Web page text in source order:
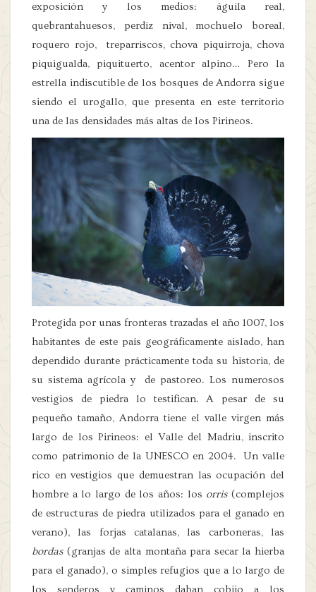
exposición y los medios: águila real,
quebrantahuesos, perdiz nival, mochuelo boreal,
roquero rojo, treparriscos, chova piquirroja, chova
piquigualda, piquituerto, acentor alpino… Pero la
estrella indiscutible de los bosques de Andorra sigue
siendo el urogallo, que presenta en este territorio
una de las densidades más altas de los Pirineos.
Protegida por unas fronteras trazadas el año 1007, los
habitantes de este país geográficamente aislado, han
dependido durante prácticamente toda su historia, de
su sistema agrícola y de pastoreo. Los numerosos
vestigios de piedra lo testifican. A pesar de su
pequeño tamaño, Andorra tiene el valle virgen más
largo de los Pirineos: el Valle del Madriu, inscrito
como patrimonio de la UNESCO en 2004. Un valle
rico en vestigios que demuestran las ocupación del
hombre a lo largo de los años: los orris(complejos
de estructuras de piedra utilizados para el ganado en
verano), las forjas catalanas, las carboneras, las
bordas(granjas de alta montaña para secar la hierba
para el ganado), o simples refugios que a lo largo de
los senderos y caminos daban cobijo a los